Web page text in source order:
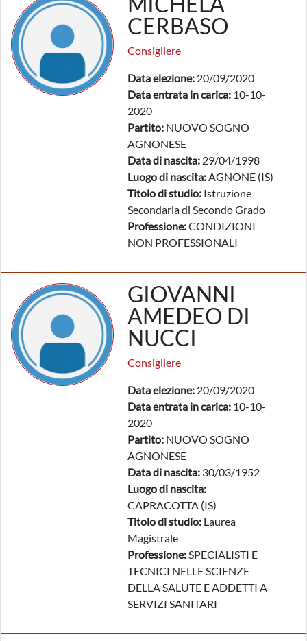
CERBASO
Consigliere
Data elezione: 20/09/2020
Data entrata in carica: 10-10-
2020
Partito: NUOVO SOGNO
AGNONESE
Data di nascita: 29/04/1998
Luogo di nascita:AGNONE (IS)
Titolo di studio: Istruzione
Secondaria di Secondo Grado
Professione:CONDIZIONI
NON PROFESSIONALI
GIOVANNI
AMEDEO DI
NUCCI
Consigliere
Data elezione: 20/09/2020
Data entrata in carica: 10-10-
2020
Partito: NUOVO SOGNO
AGNONESE
Data di nascita: 30/03/1952
Luogo di nascita:
CAPRACOTTA (IS)
Titolo di studio: Laurea
Magistrale
Professione:SPECIALISTI E
TECNICI NELLE SCIENZE
DELLA SALUTE E ADDETTI A
SERVIZI SANITARI